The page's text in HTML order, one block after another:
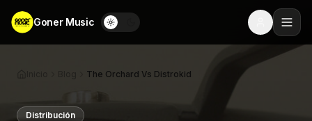
Goner Music
The Orchard Vs Distrokid
Distribución